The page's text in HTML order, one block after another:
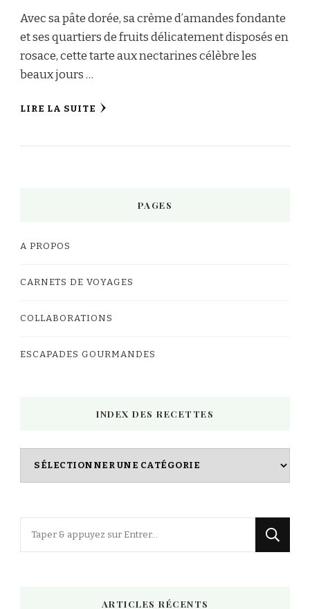
Avec sa pâte dorée, sa crème d’amandes fondante
et ses quartiers de fruits délicatement disposés en
rosace, cette tarte aux nectarines célèbre les
beaux jours …
LIRE LA SUITE
PAGES
A PROPOS
CARNETS DE VOYAGES
COLLABORATIONS
ESCAPADES GOURMANDES
INDEX DES RECETTES
Index
ARTICLES RÉCENTS